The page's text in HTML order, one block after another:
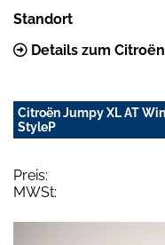
Standort
Details zum
Citroën Jumpy XL AT
StyleP
Preis:
MWSt: